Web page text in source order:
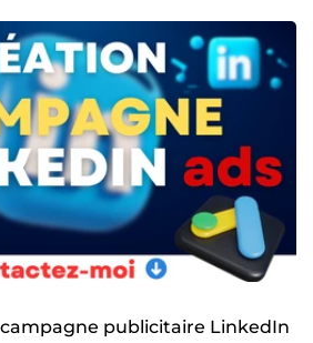
publicitaire LinkedIn